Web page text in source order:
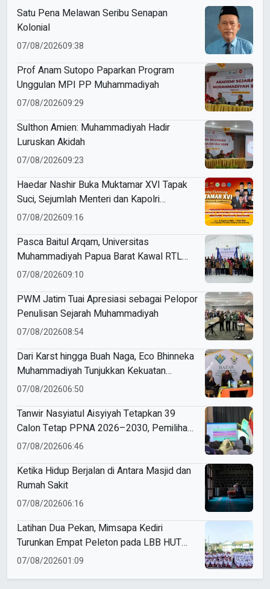
Satu Pena Melawan Seribu Senapan
Kolonial
07/08/202609:38
Prof Anam Sutopo Paparkan Program
Unggulan MPI PP Muhammadiyah
07/08/202609:29
Sulthon Amien: Muhammadiyah Hadir
Luruskan Akidah
07/08/202609:23
Haedar Nashir Buka Muktamar XVI Tapak
Suci, Sejumlah Menteri dan Kapolri
Dijadwalkan Hadir
07/08/202609:16
Pasca Baitul Arqam, Universitas
Muhammadiyah Papua Barat Kawal RTL
Peserta Selama Enam Bulan
07/08/202609:10
PWM Jatim Tuai Apresiasi sebagai Pelopor
Penulisan Sejarah Muhammadiyah
07/08/202608:54
Dari Karst hingga Buah Naga, Eco Bhinneka
Muhammadiyah Tunjukkan Kekuatan
Potensi Lokal di Muktamar Nasyiatul
07/08/202606:50
Tanwir Nasyiatul Aisyiyah Tetapkan 39
Calon Tetap PPNA 2026–2030, Pemilihan
Gunakan Sistem E-Voting
07/08/202606:46
Ketika Hidup Berjalan di Antara Masjid dan
Rumah Sakit
07/08/202606:16
Latihan Dua Pekan, Mimsapa Kediri
Turunkan Empat Peleton pada LBB HUT
Ke-81 RI Kecamatan Pare
07/08/202601:09